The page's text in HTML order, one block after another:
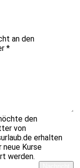
an den
*
den
von
erhalten
neue Kurse
werden.